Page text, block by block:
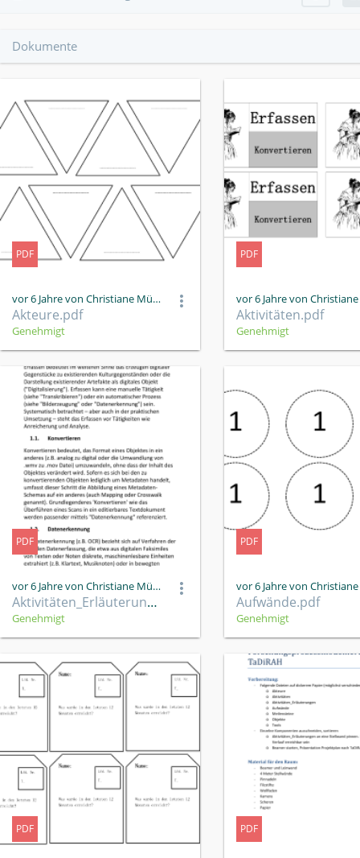
Dokumente
PDF
vor 6 Jahre von Christiane Müller
Akteure.pdf
Genehmigt
PDF
Aktivitäten.pdf
Genehmigt
PDF
vor 6 Jahre von Christiane Müller
Aktivitäten_Erläuterungen.pdf
Genehmigt
PDF
Aufwände.pdf
Genehmigt
PDF PDF